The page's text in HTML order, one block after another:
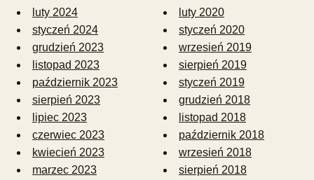
luty 2024
styczeń 2024
grudzień 2023
listopad 2023
październik 2023
sierpień 2023
lipiec 2023
czerwiec 2023
kwiecień 2023
marzec 2023
luty 2020
styczeń 2020
wrzesień 2019
sierpień 2019
styczeń 2019
grudzień 2018
listopad 2018
październik 2018
wrzesień 2018
sierpień 2018